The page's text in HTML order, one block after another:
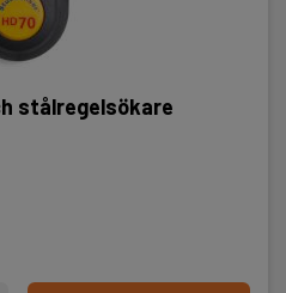
stålregelsökare